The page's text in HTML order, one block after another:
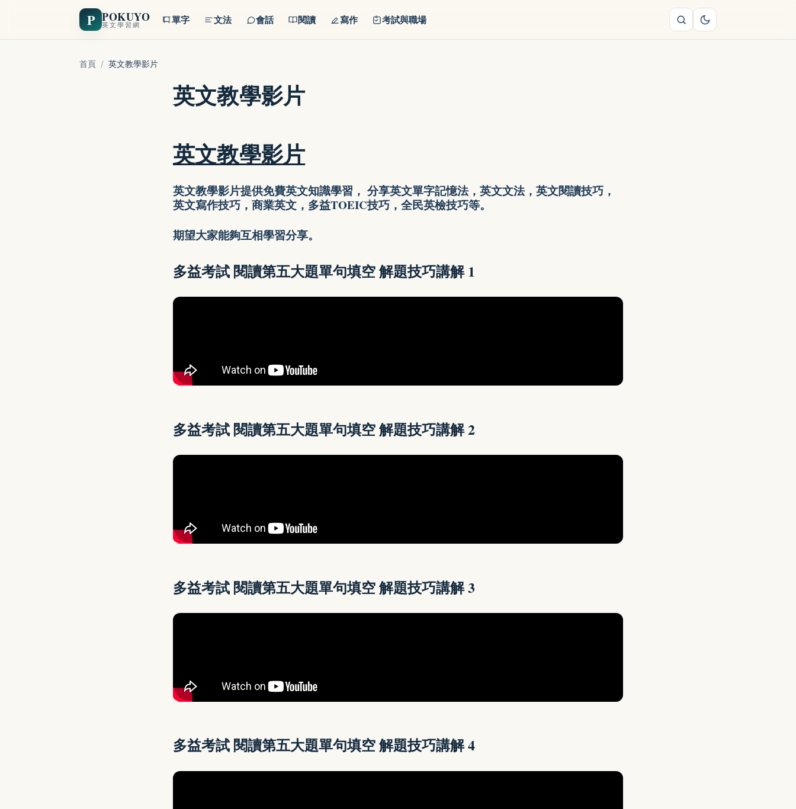
P POKUYO
英文學習網 單字 文法 會話 閱讀 寫作 考試與職場
首頁 / 英文教學影片
英文教學影片
英文教學影片
英文教學影片提供免費英文知識學習， 分享英文單字記憶法，英文文法，英文閱讀技巧，
英文寫作技巧，商業英文，多益TOEIC技巧，全民英檢技巧等。
期望大家能夠互相學習分享。
多益考試 閱讀第五大題單句填空 解題技巧講解1
多益考試 閱讀第五大題單句填空 解題技巧講解2
多益考試 閱讀第五大題單句填空 解題技巧講解3
多益考試 閱讀第五大題單句填空 解題技巧講解4